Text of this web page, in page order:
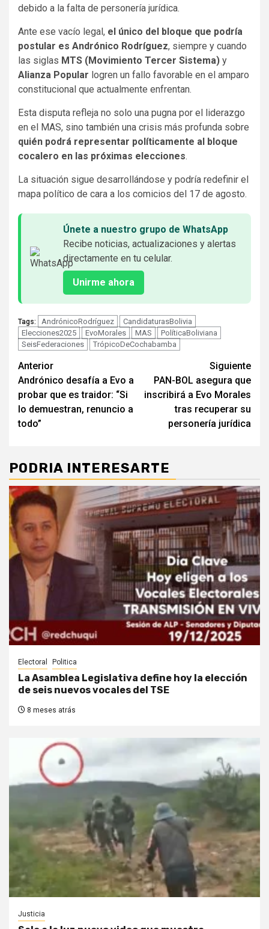
debido a la falta de personería jurídica.
Ante ese vacío legal, el único del bloque que podría
postular es Andrónico Rodríguez, siempre y cuando
las siglas MTS (Movimiento Tercer Sistema) y
Alianza Popular logren un fallo favorable en el amparo
constitucional que actualmente enfrentan.
Esta disputa refleja no solo una pugna por el liderazgo
en el MAS, sino también una crisis más profunda sobre
quién podrá representar políticamente al bloque
cocalero en las próximas elecciones.
La situación sigue desarrollándose y podría redefinir el
mapa político de cara a los comicios del 17 de agosto.
Únete a nuestro grupo de WhatsApp
Recibe noticias, actualizaciones y alertas
directamente en tu celular.
Unirme ahora
Tags: AndrónicoRodríguez
CandidaturasBolivia
Elecciones2025
EvoMorales MAS
PolíticaBoliviana
SeisFederaciones
TrópicoDeCochabamba
Seguir
leyendo
Anterior
Andrónico desafía a Evo a
probar que es traidor: “Si
lo demuestran, renuncio a
todo”
Siguiente
PAN-BOL asegura que
inscribirá a Evo Morales
tras recuperar su
personería jurídica
PODRIA INTERESARTE
Electoral Politica
La Asamblea Legislativa define hoy la elección
de seis nuevos vocales del TSE
8 meses atrás
Justicia